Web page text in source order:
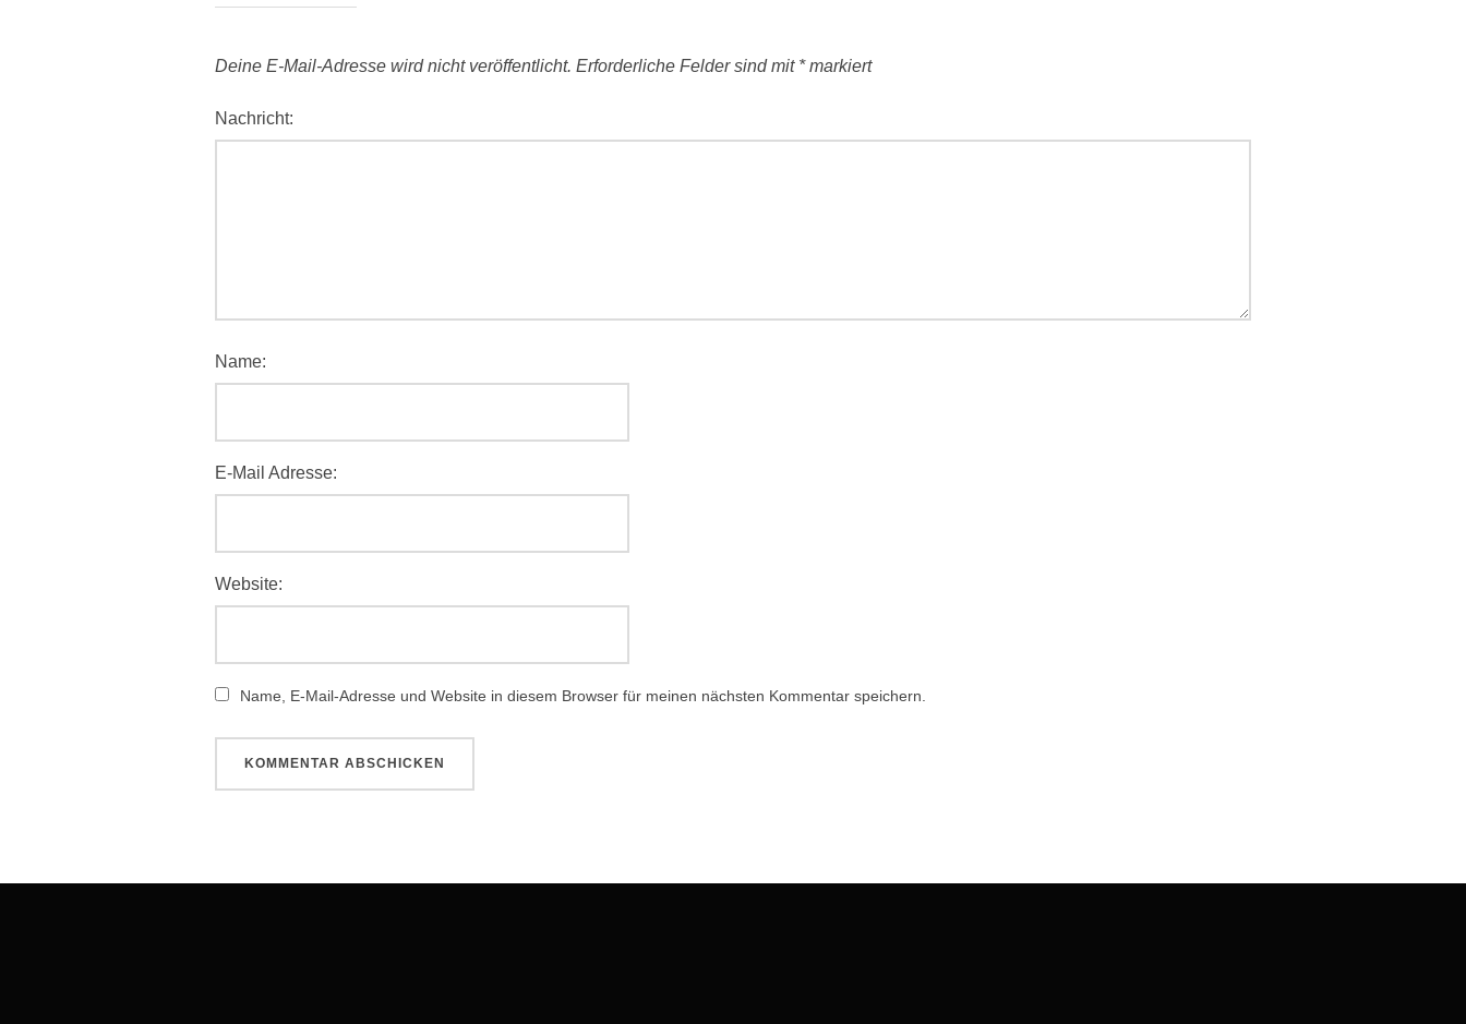
Deine E-Mail-Adresse wird nicht veröffentlicht. Erforderliche Felder sind mit *markiert
Nachricht:
Name:
E-Mail Adresse:
Website:
Name, E-Mail-Adresse und Website in diesem Browser für meinen nächsten Kommentar speichern.